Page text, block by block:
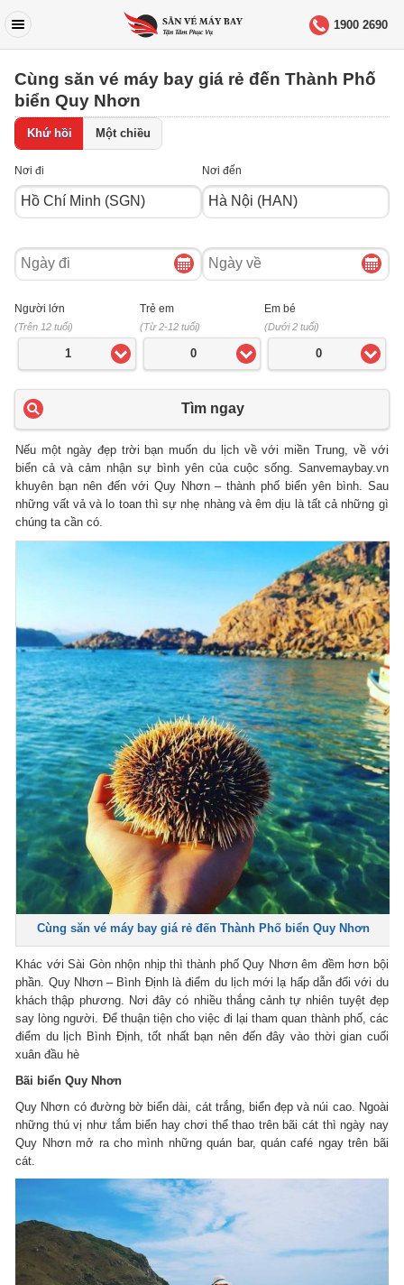
1900 2690
Cùng săn vé máy bay giá rẻ đến Thành Phố
biển Quy Nhơn
Khứ hồi Một chiều
Nơi đi Nơi đến
Ngày
đi
Ngày
về
Người lớn
(Trên 12 tuổi)
1
Trẻ em
(Từ 2-12 tuổi)
0
Em bé
(Dưới 2 tuổi)
0
Tìm ngay
Nếu một ngày đẹp trời bạn muốn du lịch về với miền Trung, về với
biển cả và cảm nhận sự bình yên của cuộc sống. Sanvemaybay.vn
khuyên bạn nên đến với Quy Nhơn – thành phố biển yên bình. Sau
những vất vả và lo toan thì sự nhẹ nhàng và êm dịu là tất cả những gì
chúng ta cần có.
Cùng săn vé máy bay giá rẻ đến Thành Phố biển Quy Nhơn
Khác với Sài Gòn nhộn nhịp thì thành phố Quy Nhơn êm đềm hơn bội
phần. Quy Nhơn – Bình Định là điểm du lịch mới lạ hấp dẫn đối với du
khách thập phương. Nơi đây có nhiều thắng cảnh tự nhiên tuyệt đẹp
say lòng người. Để thuận tiện cho việc đi lại tham quan thành phố, các
điểm du lịch Bình Định, tốt nhất bạn nên đến đây vào thời gian cuối
xuân đầu hè
Bãi biển Quy Nhơn
Quy Nhơn có đường bờ biển dài, cát trắng, biển đẹp và núi cao. Ngoài
những thú vị như tắm biển hay chơi thể thao trên bãi cát thì ngày nay
Quy Nhơn mở ra cho mình những quán bar, quán café ngay trên bãi
cát.